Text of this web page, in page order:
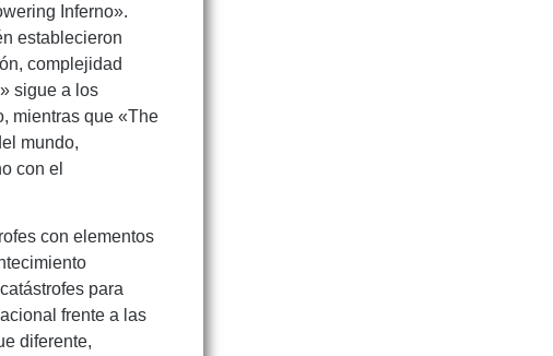
Inferno».
establecieron
complejidad
sigue a los
mientras que «The
mundo,
con el
con elementos
para
frente a las
diferente,